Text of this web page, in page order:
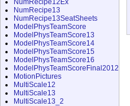
NumRecipe13
NumRecipe13SeatSheets
ModelPhysTeamScore
ModelPhysTeamScore13
ModelPhysTeamScore14
ModelPhysTeamScore15
ModelPhysTeamScore16
ModelPhysTeamScoreFinal2012
MotionPictures
MultiScale12
MultiScale13
MultiScale13_2